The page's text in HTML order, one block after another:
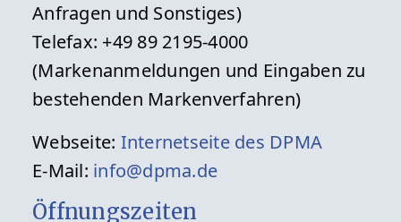
Anfragen und Sonstiges)
Telefax: +49 89 2195-4000
(Markenanmeldungen und Eingaben zu
bestehenden Markenverfahren)
Webseite: Internetseite des DPMA
E-Mail: info@dpma.de
Öffnungszeiten